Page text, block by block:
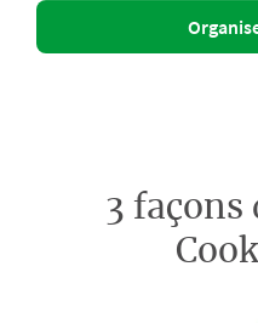
3 façons